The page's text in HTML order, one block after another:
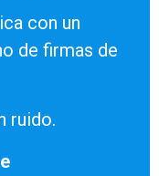
con un
de firmas de
ruido.